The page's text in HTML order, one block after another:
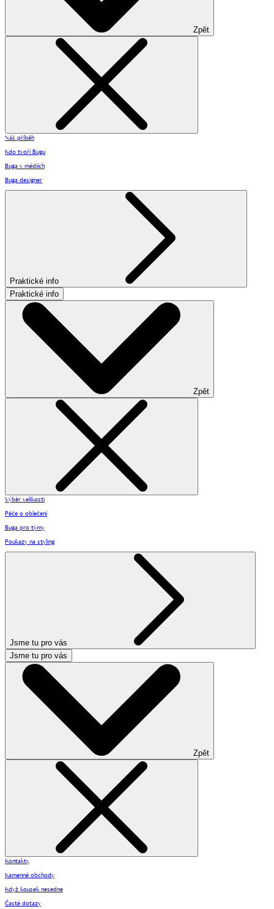
Zpět
Náš příběh
Kdo tvoří Bugu
Buga v médiích
Buga designer
Praktické info
Praktické info
Zpět
Výběr velikosti
Péče o oblečení
Buga pro týmy
Poukazy na styling
Jsme tu pro vás
Jsme tu pro vás
Zpět
Kontakty
Kamenné obchody
Když kousek nesedne
Časté dotazy